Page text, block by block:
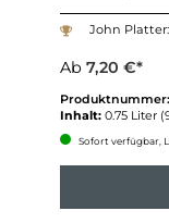
John
Ab 7,20 €*
Produktnummer:
Inhalt: 0.75 Liter
Sofort verfügbar,